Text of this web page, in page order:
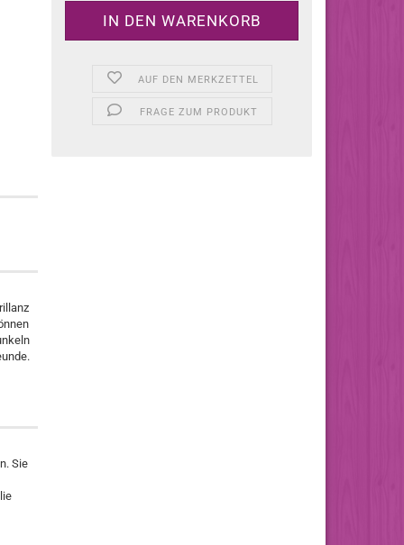
AUF DEN MERKZETTEL
FRAGE ZUM PRODUKT
Sie